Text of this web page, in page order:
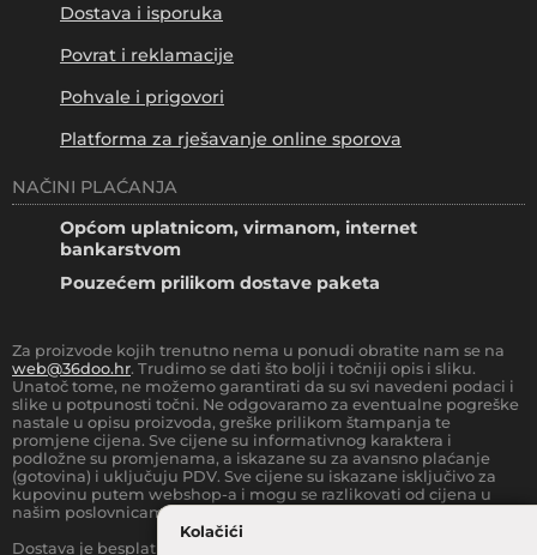
Kolačići
Dostava i isporuka
Povrat i reklamacije
Pohvale i prigovori
Platforma za rješavanje online sporova
NAČINI PLAĆANJA
Općom uplatnicom, virmanom, internet
bankarstvom
Pouzećem prilikom dostave paketa
Za proizvode kojih trenutno nema u ponudi obratite nam se na
web@36doo.hr. Trudimo se dati što bolji i točniji opis i sliku.
Unatoč tome, ne možemo garantirati da su svi navedeni podaci i
slike u potpunosti točni. Ne odgovaramo za eventualne pogreške
nastale u opisu proizvoda, greške prilikom štampanja te
promjene cijena. Sve cijene su informativnog karaktera i
podložne su promjenama, a iskazane su za avansno plaćanje
(gotovina) i uključuju PDV. Sve cijene su iskazane isključivo za
kupovinu putem webshop-a i mogu se razlikovati od cijena u
našim poslovnicama.
Dostava je besplatna za sve narudžbe iznad